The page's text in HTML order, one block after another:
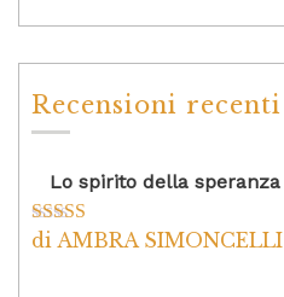
Recensioni recenti
Lo spirito della speranza
Valutato5su
di AMBRA SIMONCELLI